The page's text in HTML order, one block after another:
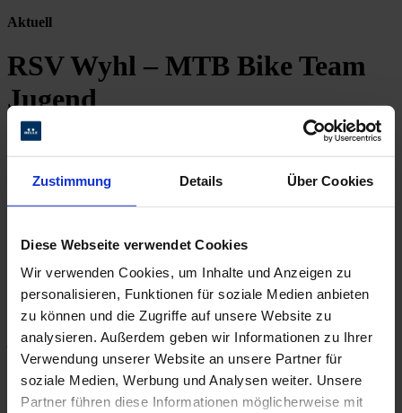
Zustimmung Details Über Cookies
Diese Webseite verwendet Cookies
Wir verwenden Cookies, um Inhalte und Anzeigen zu
personalisieren, Funktionen für soziale Medien anbieten
zu können und die Zugriffe auf unsere Website zu
analysieren. Außerdem geben wir Informationen zu Ihrer
Verwendung unserer Website an unsere Partner für
soziale Medien, Werbung und Analysen weiter. Unsere
Partner führen diese Informationen möglicherweise mit
Aktuell
RSV Wyhl – MTB Bike Team
Jugend
Aktuelles
RSV Wyhl – MTB Bike Team Jugend
der RSV Wyhl unter der Führung von Harald Arnold, ein Jugend
auf dem Übungsplatz/Crossgelände zum Training. Dabei standen
der Spaß und das Techniktraining im Vordergrund.
Seit dem April 2016 trainiert die Jugend des RSV an zwei Tagen,
jeweils mittwochs und freitags. Mittlerweile nehmen die Fahrer an
verschiedenen Rennturnieren teil. Allen bereitet dies viel Spaß und
Freude.
Gerne heißen Sie weitere junge Biker im Team willkommen. Zum